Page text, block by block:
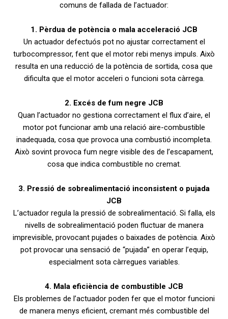
comuns de fallada de l’actuador:
1. Pèrdua de potència o mala acceleració JCB
Un actuador defectuós pot no ajustar correctament el
turbocompressor, fent que el motor rebi menys impuls. Això
resulta en una reducció de la potència de sortida, cosa que
dificulta que el motor acceleri o funcioni sota càrrega.
2. Excés de fum negre JCB
Quan l’actuador no gestiona correctament el flux d’aire, el
motor pot funcionar amb una relació aire-combustible
inadequada, cosa que provoca una combustió incompleta.
Això sovint provoca fum negre visible des de l’escapament,
cosa que indica combustible no cremat.
3. Pressió de sobrealimentació inconsistent o pujada
JCB
L’actuador regula la pressió de sobrealimentació. Si falla, els
nivells de sobrealimentació poden fluctuar de manera
imprevisible, provocant pujades o baixades de potència. Això
pot provocar una sensació de “pujada” en operar l’equip,
especialment sota càrregues variables.
4. Mala eficiència de combustible JCB
Els problemes de l’actuador poden fer que el motor funcioni
de manera menys eficient, cremant més combustible del